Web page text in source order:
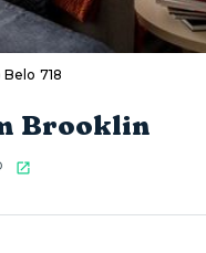
718
Brooklin